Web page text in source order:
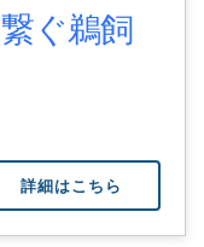
ぐ鵜飼
詳細はこちら